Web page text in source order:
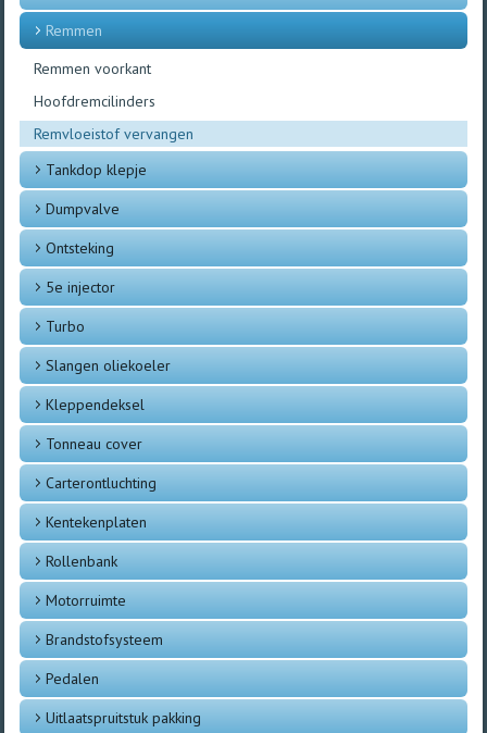
Remmen
Remmen voorkant
Hoofdremcilinders
Remvloeistof vervangen
Tankdop klepje
Dumpvalve
Ontsteking
5e injector
Turbo
Slangen oliekoeler
Kleppendeksel
Tonneau cover
Carterontluchting
Kentekenplaten
Rollenbank
Motorruimte
Brandstofsysteem
Pedalen
Uitlaatspruitstuk pakking